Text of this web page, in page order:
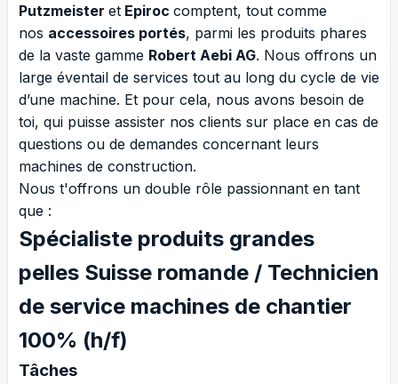
Putzmeister et Epiroc comptent, tout comme
nos accessoires portés, parmi les produits phares
de la vaste gamme Robert Aebi AG. Nous offrons un
large éventail de services tout au long du cycle de vie
d’une machine. Et pour cela, nous avons besoin de
toi, qui puisse assister nos clients sur place en cas de
questions ou de demandes concernant leurs
machines de construction.
Nous t'offrons un double rôle passionnant en tant
que :
Spécialiste produits grandes
pelles Suisse romande / Technicien
de service machines de chantier
100% (h/f)
Tâches